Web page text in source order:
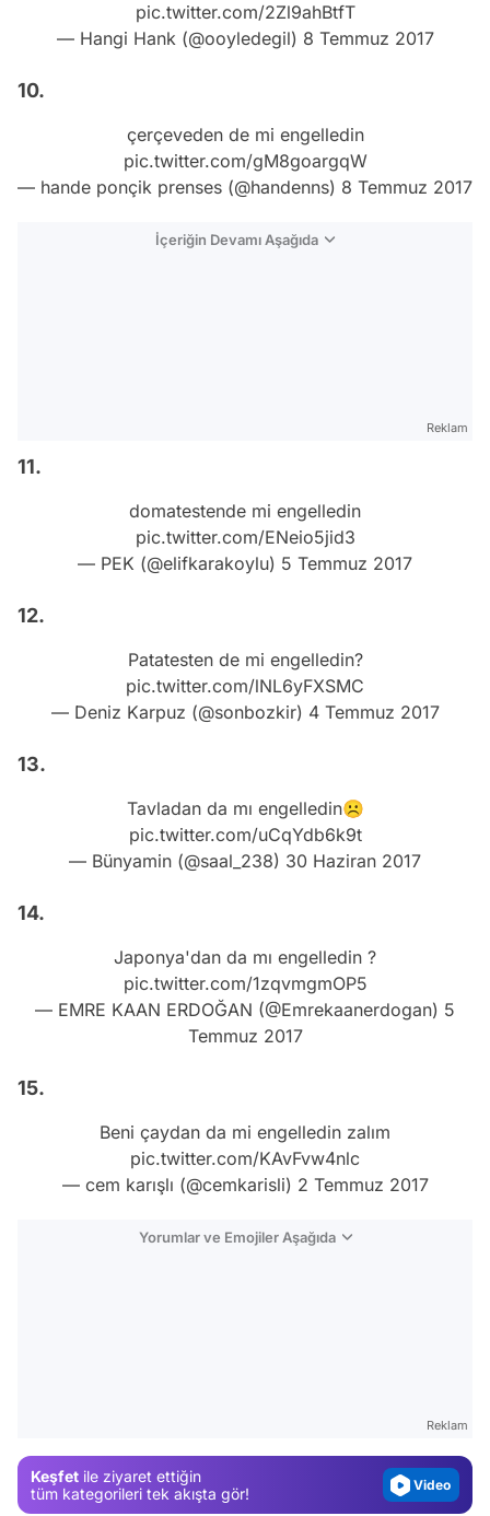
pic.twitter.com/2Zl9ahBtfT
— Hangi Hank (@ooyledegil) 8 Temmuz 2017
10.
çerçeveden de mi engelledin
pic.twitter.com/gM8goargqW
— hande ponçik prenses (@handenns) 8 Temmuz 2017
İçeriğin Devamı Aşağıda
Reklam
11.
domatestende mi engelledin
pic.twitter.com/ENeio5jid3
— PEK (@elifkarakoylu) 5 Temmuz 2017
12.
Patatesten de mi engelledin?
pic.twitter.com/lNL6yFXSMC
— Deniz Karpuz (@sonbozkir) 4 Temmuz 2017
13.
Tavladan da mı engelledin☹️️
pic.twitter.com/uCqYdb6k9t
— Bünyamin (@saal_238) 30 Haziran 2017
14.
Japonya'dan da mı engelledin ?
pic.twitter.com/1zqvmgmOP5
— EMRE KAAN ERDOĞAN (@Emrekaanerdogan) 5
Temmuz 2017
15.
Beni çaydan da mi engelledin zalım
pic.twitter.com/KAvFvw4nlc
— cem karışlı (@cemkarisli) 2 Temmuz 2017
Yorumlar ve Emojiler Aşağıda
Reklam
Keşfet ile ziyaret ettiğin
tüm kategorileri tek akışta gör!
Video